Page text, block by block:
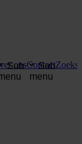
ons
Sub Contact
Sub
menu